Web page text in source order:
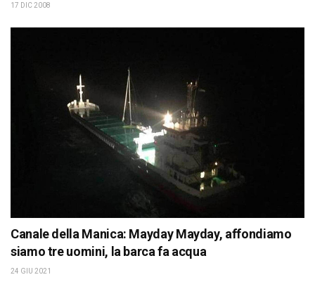
17 DIC 2008
Canale della Manica: Mayday Mayday, affondiamo
siamo tre uomini, la barca fa acqua
24 GIU 2021